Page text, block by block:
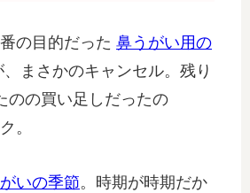
の目的だった 鼻うがい用の
、まさかのキャンセル。残り
のの買い足しだったの
。
いの季節。時期が時期だか